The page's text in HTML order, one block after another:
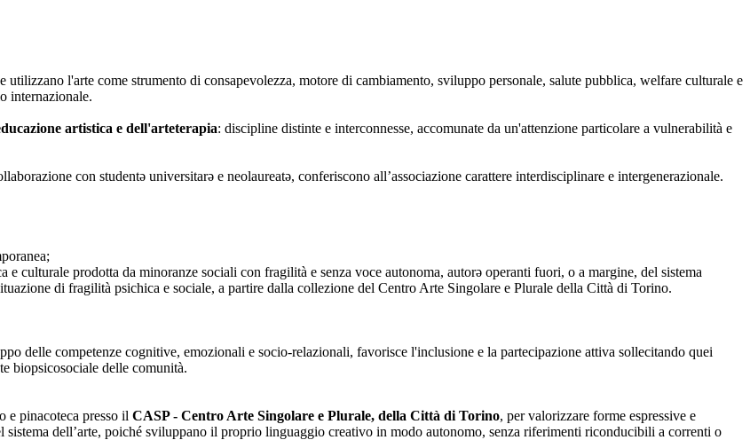
utilizzano l'arte come strumento di consapevolezza, motore di cambiamento, sviluppo personale, salute pubblica, welfare culturale e
internazionale.
artistica e dell'arteterapia: discipline distinte e interconnesse, accomunate da un'attenzione particolare a vulnerabilità e
con studentə universitarə e neolaureatə, conferiscono all’associazione carattere interdisciplinare e intergenerazionale.
e culturale prodotta da minoranze sociali con fragilità e senza voce autonoma, autorə operanti fuori, o a margine, del sistema
di fragilità psichica e sociale, a partire dalla collezione del Centro Arte Singolare e Plurale della Città di Torino.
delle competenze cognitive, emozionali e socio-relazionali, favorisce l'inclusione e la partecipazione attiva sollecitando quei
biopsicosociale delle comunità.
e pinacoteca presso il CASP - Centro Arte Singolare e Plurale, della Città di Torino, per valorizzare forme espressive e
dell’arte, poiché sviluppano il proprio linguaggio creativo in modo autonomo, senza riferimenti riconducibili a correnti o